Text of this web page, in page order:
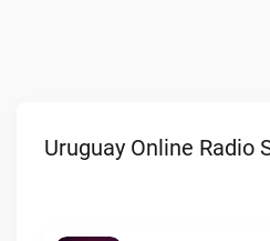
Uruguay Online Radio